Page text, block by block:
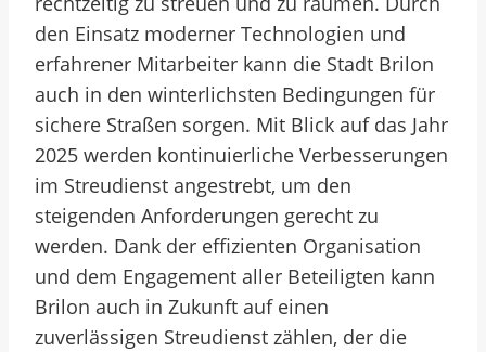
den Einsatz moderner Technologien und
erfahrener Mitarbeiter kann die Stadt Brilon
auch in den winterlichsten Bedingungen für
sichere Straßen sorgen. Mit Blick auf das Jahr
2025 werden kontinuierliche Verbesserungen
im Streudienst angestrebt, um den
steigenden Anforderungen gerecht zu
werden. Dank der effizienten Organisation
und dem Engagement aller Beteiligten kann
Brilon auch in Zukunft auf einen
zuverlässigen Streudienst zählen, der die